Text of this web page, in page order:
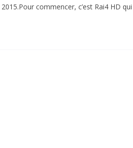
commencer, c’est Rai4 HD